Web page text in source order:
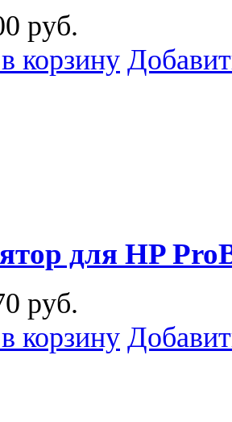
руб.
корзину
для HP
руб.
корзину